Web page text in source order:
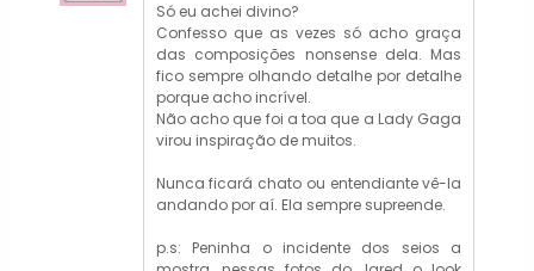
Só eu achei divino?
Confesso que as vezes só acho graça
das composições nonsense dela. Mas
fico sempre olhando detalhe por detalhe
porque acho incrível.
Não acho que foi a toa que a Lady Gaga
virou inspiração de muitos.
Nunca ficará chato ou entendiante vê-la
andando por aí. Ela sempre supreende.
p.s: Peninha o incidente dos seios a